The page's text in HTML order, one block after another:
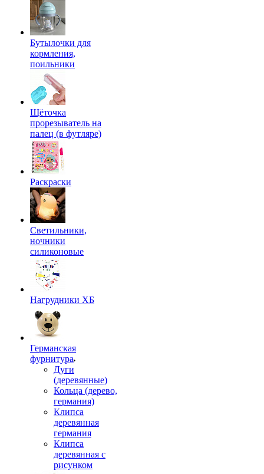
Бутылочки для
кормления,
поильники
Щёточка
прорезыватель на
палец (в футляре)
Раскраски
Светильники,
ночники
силиконовые
Нагрудники ХБ
Германская
фурнитура
Дуги
(деревянные)
Кольца (дерево,
германия)
Клипса
деревянная
германия
Клипса
деревянная с
рисунком